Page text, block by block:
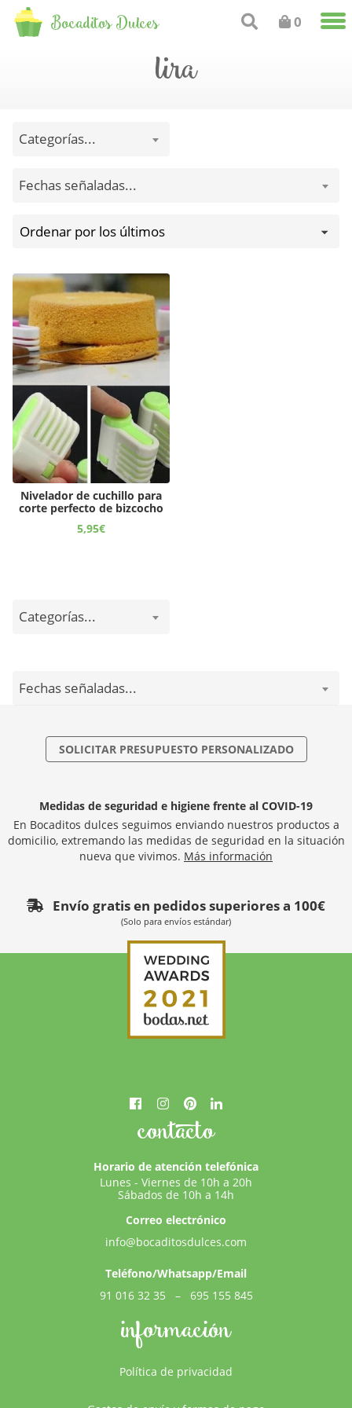
Bocaditos Dulces 0
lira
Categorías...
Fechas señaladas...
Nivelador de cuchillo para
corte perfecto de bizcocho
5,95€
Categorías...
Fechas señaladas...
SOLICITAR PRESUPUESTO PERSONALIZADO
Medidas de seguridad e higiene frente al COVID-19
En Bocaditos dulces seguimos enviando nuestros productos a
domicilio, extremando las medidas de seguridad en la situación
nueva que vivimos. Más información
Envío gratis en pedidos superiores a 100€
(Solo para envíos estándar)
información
Política de privacidad
contacto
Horario de atención telefónica
Lunes - Viernes de 10h a 20h
Sábados de 10h a 14h
Correo electrónico
info@bocaditosdulces.com
Teléfono/Whatsapp/Email
91 016 32 35
– 695 155 845